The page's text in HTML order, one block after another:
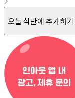
오늘 식단에 추가하기